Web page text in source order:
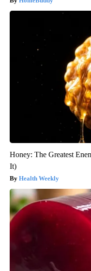
Honey: The Greatest
It)
Health Weekly